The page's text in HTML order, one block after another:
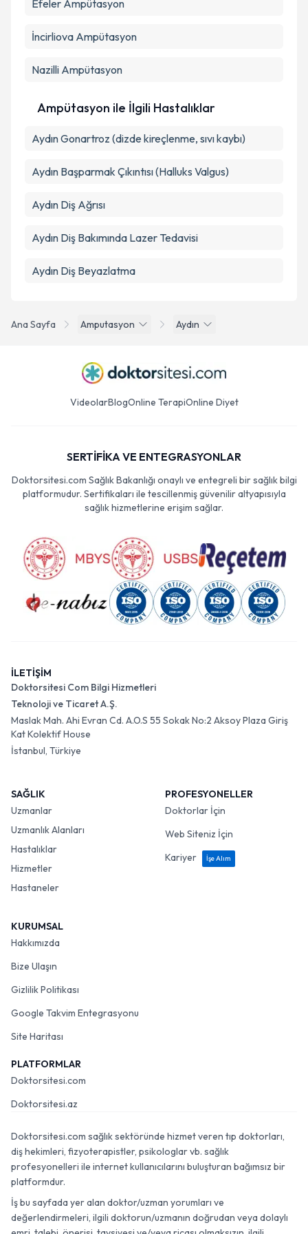
Metni'ni okudum ve kişisel verilerimin belirtilen
Ana Sayfa Amputasyon Aydın
Efeler Ampütasyon
İncirliova Ampütasyon
Nazilli Ampütasyon
Ampütasyon ile İlgili Hastalıklar
Aydın Gonartroz (dizde kireçlenme, sıvı kaybı)
Aydın Başparmak Çıkıntısı (Halluks Valgus)
Aydın Diş Ağrısı
Aydın Diş Bakımında Lazer Tedavisi
Aydın Diş Beyazlatma
VideolarBlogOnline TerapiOnline Diyet
SERTİFİKA VE ENTEGRASYONLAR
Doktorsitesi.com Sağlık Bakanlığı onaylı ve entegreli bir sağlık bilgi
platformudur. Sertifikaları ile tescillenmiş güvenilir altyapısıyla
sağlık hizmetlerine erişim sağlar.
İLETİŞİM
Doktorsitesi Com Bilgi Hizmetleri
Teknoloji ve Ticaret A.Ş.
Maslak Mah. Ahi Evran Cd. A.O.S 55 Sokak No:2 Aksoy Plaza Giriş
Kat Kolektif House
İstanbul, Türkiye
SAĞLIK
Uzmanlar
Uzmanlık Alanları
Hastalıklar
Hizmetler
Hastaneler
PROFESYONELLER
Doktorlar İçin
Web Siteniz İçin
Kariyer
İşe Alım
KURUMSAL
Hakkımızda
Bize Ulaşın
Gizlilik Politikası
Google Takvim Entegrasyonu
Site Haritası
PLATFORMLAR
Doktorsitesi.com
Doktorsitesi.az
Doktorsitesi.com sağlık sektöründe hizmet veren tıp doktorları,
diş hekimleri, fizyoterapistler, psikologlar vb. sağlık
profesyonelleri ile internet kullanıcılarını buluşturan bağımsız bir
platformdur.
İş bu sayfada yer alan doktor/uzman yorumları ve
değerlendirmeleri, ilgili doktorun/uzmanın doğrudan veya dolaylı